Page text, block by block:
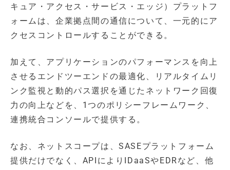
キュア・アクセス・サービス・エッジ）プラットフ
ォームは、企業拠点間の通信について、一元的にア
クセスコントロールすることができる。
加えて、アプリケーションのパフォーマンスを向上
させるエンドツーエンドの最適化、リアルタイムリ
ンク監視と動的パス選択を通じたネットワーク回復
力の向上などを、1つのポリシーフレームワーク、
連携統合コンソールで提供する。
なお、ネットスコープは、SASEプラットフォーム
提供だけでなく、APIによりIDaaSやEDRなど、他